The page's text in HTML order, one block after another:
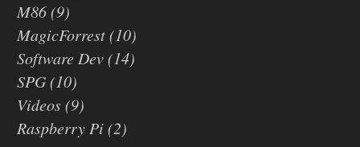
M86(9)
MagicForrest(10)
Software Dev(14)
SPG(10)
Videos(9)
Raspberry Pi(2)